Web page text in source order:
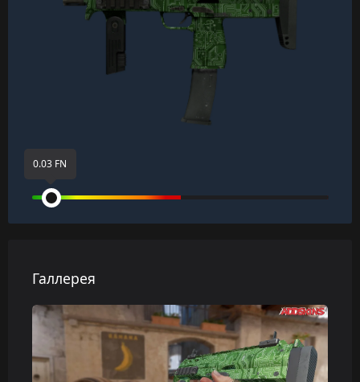
0.03 FN
Галлерея